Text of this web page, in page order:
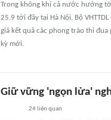
Trong không khí cả nước hướng
25.9 tới đây tại Hà Nội, Bộ
giá kết quả các phong trào thi
kỳ mới.
Giữ vững 'ngọn lửa'
24liên quan